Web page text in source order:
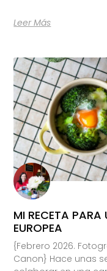
Leer Más
MI RECETA
EUROPEA
{Febrero 2026.
Canon} Hace unas